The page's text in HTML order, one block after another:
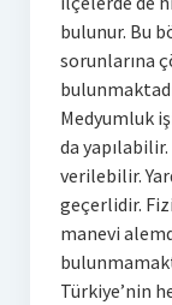
bulunur. Bu
sorunlarına
Medyumluk
da
verilebilir.
geçerlidir.
manevi
Türkiye’nin